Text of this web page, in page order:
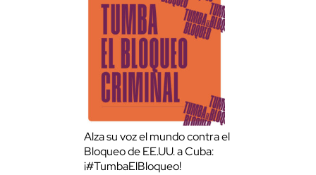
Alza su voz el mundo contra el
Bloqueo de EE.UU. a Cuba:
¡#TumbaElBloqueo!